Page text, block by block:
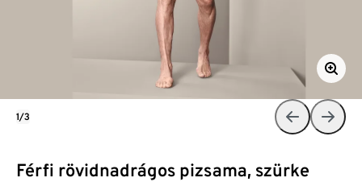
Férfi rövidnadrágos pizsama, szürke
1/3